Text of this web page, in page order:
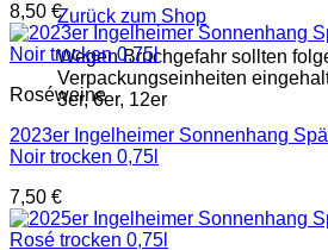
Zurück zum Shop
Wegen Bruchgefahr sollten
Verpackungseinheiten
3er, 6er, 12er
8,50 €
Roséweine
2023er Ingelheimer Sonnenhang
Noir trocken 0,75l
7,50 €